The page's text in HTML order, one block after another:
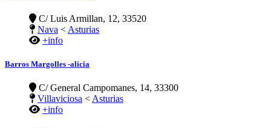
C/ Luis Armillan, 12, 33520
Nava < Asturias
+info
Barros Margolles -alicia
C/ General Campomanes, 14, 33300
Villaviciosa < Asturias
+info